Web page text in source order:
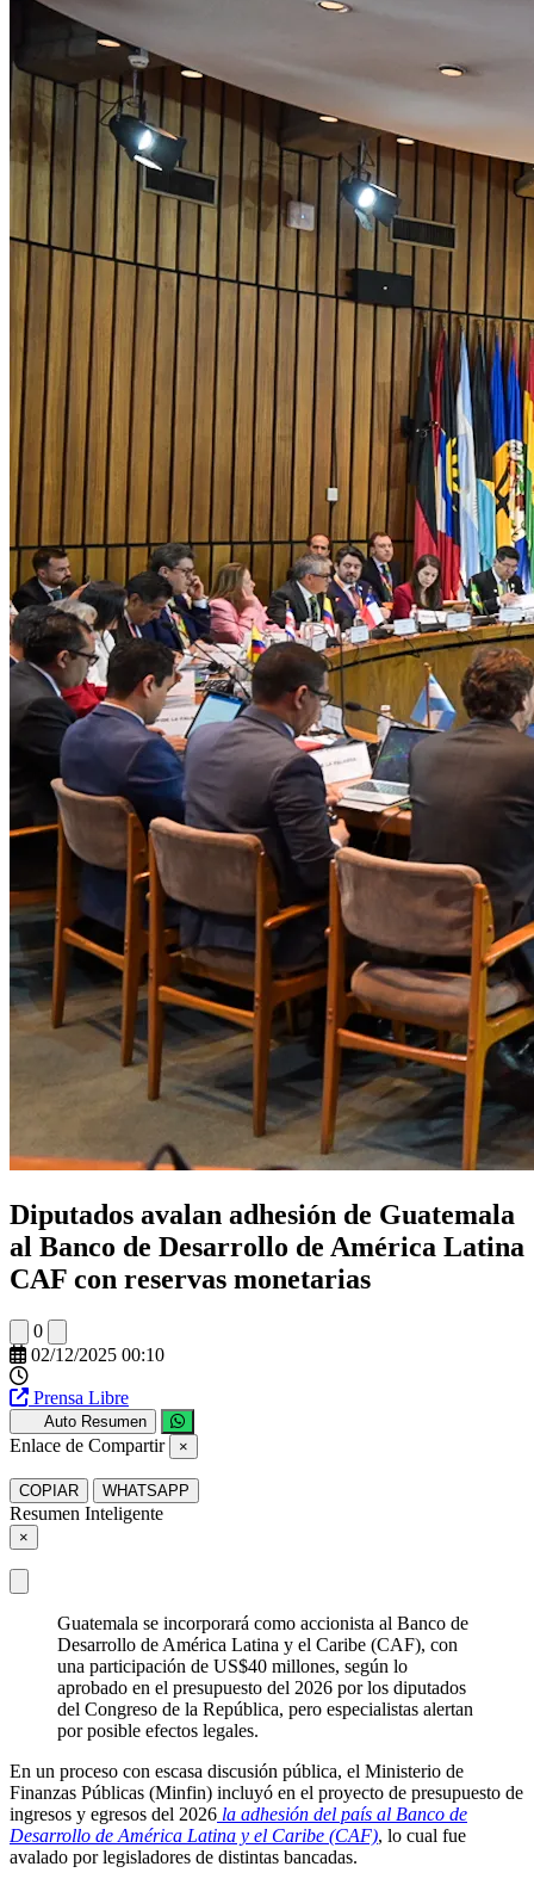
Diputados avalan adhesión de Guatemala
al Banco de Desarrollo de América Latina
CAF con reservas monetarias
0
02/12/2025 00:10
Prensa Libre
Auto Resumen
Enlace de Compartir ×
COPIAR WHATSAPP
Resumen Inteligente
×
Guatemala se incorporará como accionista al Banco de
Desarrollo de América Latina y el Caribe (CAF), con
una participación de US$40 millones, según lo
aprobado en el presupuesto del 2026 por los diputados
del Congreso de la República, pero especialistas alertan
por posible efectos legales.
En un proceso con escasa discusión pública, el Ministerio de
Finanzas Públicas (Minfin) incluyó en el proyecto de presupuesto de
ingresos y egresos del 2026 la adhesión del país al Banco de
Desarrollo de América Latina y el Caribe (CAF), lo cual fue
avalado por legisladores de distintas bancadas.